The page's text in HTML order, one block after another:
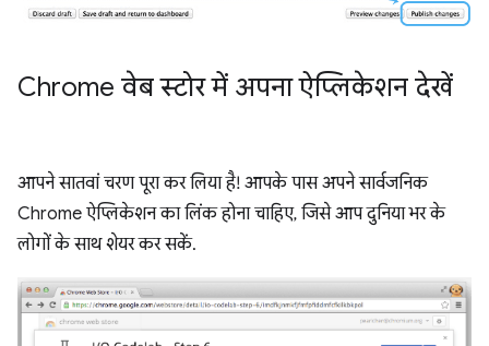
Chrome वेब स्टोर में अपना ऐप्लिकेशन देखें
आपने सातवां चरण पूरा कर लिया है! आपके पास अपने सार्वजनिक
Chrome ऐप्लिकेशन का लिंक होना चाहिए, जिसे आप दुनिया भर के
लोगों के साथ शेयर कर सकें.